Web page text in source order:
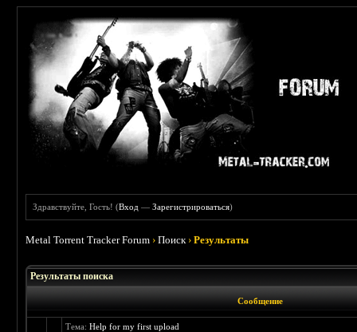
Здравствуйте, Гость! (Вход —Зарегистрироваться)
Metal Torrent Tracker Forum ›Поиск ›Результаты
Результаты поиска
Сообщение
Тема:Help for my first upload